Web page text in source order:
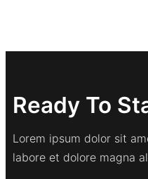
Ready To
Lorem ipsum dolor sit
labore et dolore magna